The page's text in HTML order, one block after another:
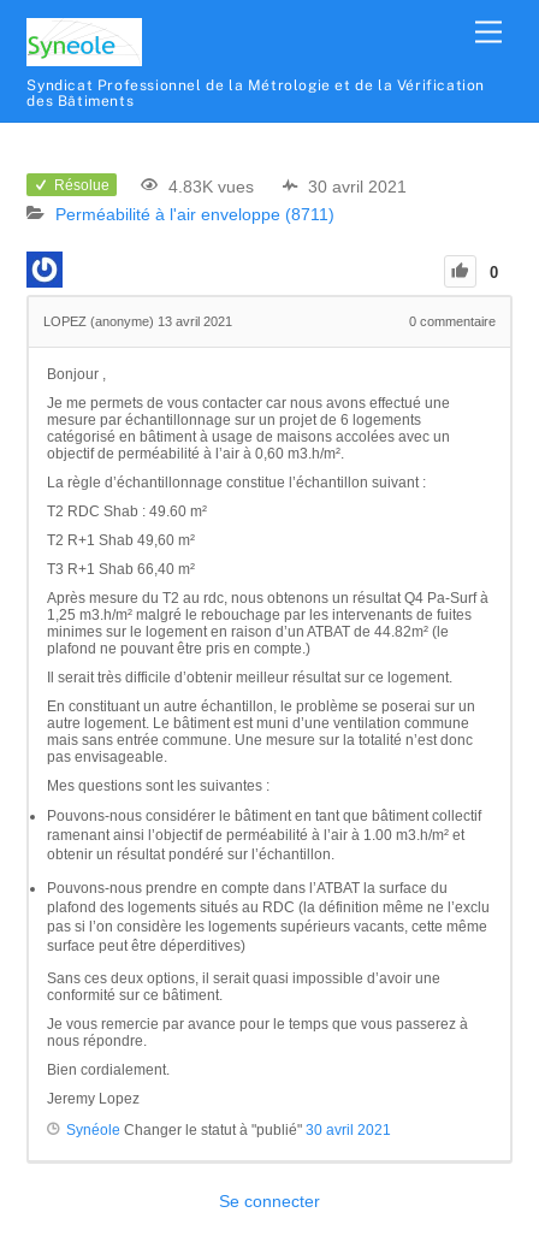
Syndicat Professionnel de la Métrologie et de la Vérification
des Bâtiments
Résolue 4.83K vues
30 avril 2021
Perméabilité à l'air enveloppe (8711)
0
LOPEZ (anonyme) 13 avril 2021 0commentaire
Bonjour ,
Je me permets de vous contacter car nous avons effectué une
mesure par échantillonnage sur un projet de 6 logements
catégorisé en bâtiment à usage de maisons accolées avec un
objectif de perméabilité à l’air à 0,60 m3.h/m².
La règle d’échantillonnage constitue l’échantillon suivant :
T2 RDC Shab : 49.60 m²
T2 R+1 Shab 49,60 m²
T3 R+1 Shab 66,40 m²
Après mesure du T2 au rdc, nous obtenons un résultat Q4 Pa-Surf à
1,25 m3.h/m² malgré le rebouchage par les intervenants de fuites
minimes sur le logement en raison d’un ATBAT de 44.82m² (le
plafond ne pouvant être pris en compte.)
Il serait très difficile d’obtenir meilleur résultat sur ce logement.
En constituant un autre échantillon, le problème se poserai sur un
autre logement. Le bâtiment est muni d’une ventilation commune
mais sans entrée commune. Une mesure sur la totalité n’est donc
pas envisageable.
Mes questions sont les suivantes :
Pouvons-nous considérer le bâtiment en tant que bâtiment collectif
ramenant ainsi l’objectif de perméabilité à l’air à 1.00 m3.h/m² et
obtenir un résultat pondéré sur l’échantillon.
Pouvons-nous prendre en compte dans l’ATBAT la surface du
plafond des logements situés au RDC (la définition même ne l’exclu
pas si l’on considère les logements supérieurs vacants, cette même
surface peut être déperditives)
Sans ces deux options, il serait quasi impossible d’avoir une
conformité sur ce bâtiment.
Je vous remercie par avance pour le temps que vous passerez à
nous répondre.
Bien cordialement.
Jeremy Lopez
Synéole Changer le statut à "publié"30 avril 2021
Se connecter